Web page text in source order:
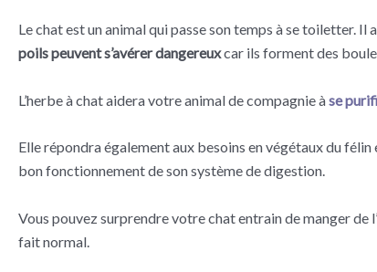
Le chat est un animal qui passe son temps à se toiletter. Il
poils peuvent s’avérer dangereuxcar ils forment des
L’herbe à chat aidera votre animal de compagnie àse
Elle répondra également aux besoins en végétaux du
bon fonctionnement de son système de digestion.
Vous pouvez surprendre votre chat entrain de manger de
fait normal.